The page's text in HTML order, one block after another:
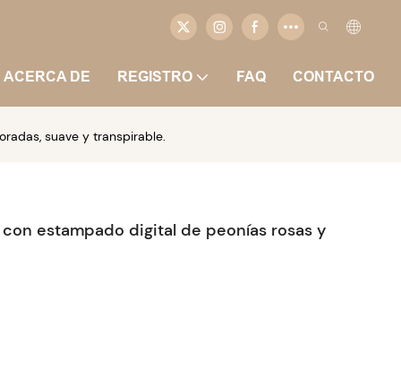
ACERCA DE REGISTRO FAQ CONTACTO
suave y transpirable.
estampado digital de peonías rosas y